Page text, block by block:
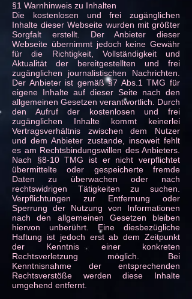
§1 Warnhinweis zu Inhalten
Die kostenlosen und frei zugänglichen
Inhalte dieser Webseite wurden mit größter
Sorgfalt erstellt. Der Anbieter dieser
Webseite übernimmt jedoch keine Gewähr
für die Richtigkeit, Vollständigkeit und
Aktualität der bereitgestellten und frei
zugänglichen journalistischen Nachrichten.
Der Anbieter ist gemäß §7 Abs.1 TMG für
eigene Inhalte auf dieser Seite nach den
allgemeinen Gesetzen verantwortlich. Durch
den Aufruf der kostenlosen und frei
zugänglichen Inhalte kommt keinerlei
Vertragsverhältnis zwischen dem Nutzer
und dem Anbieter zustande, insoweit fehlt
es am Rechtsbindungswillen des Anbieters.
Nach §8-10 TMG ist er nicht verpflichtet
übermittelte oder gespeicherte fremde
Daten zu überwachen oder nach
rechtswidrigen Tätigkeiten zu suchen.
Verpflichtungen zur Entfernung oder
Sperrung der Nutzung von Informationen
nach den allgemeinen Gesetzen bleiben
hiervon unberührt. Eine diesbezügliche
Haftung ist jedoch erst ab dem Zeitpunkt
der Kenntnis einer konkreten
Rechtsverletzung möglich. Bei
Kenntnisnahme der entsprechenden
Rechtsverstöße werden diese Inhalte
umgehend entfernt.